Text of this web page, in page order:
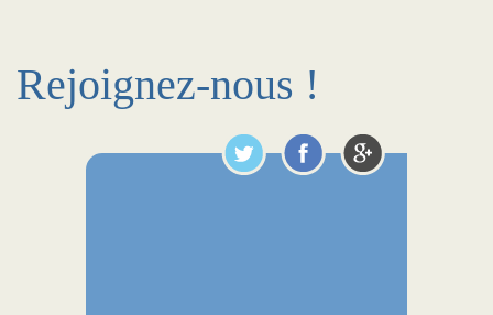
Rejoignez-nous !